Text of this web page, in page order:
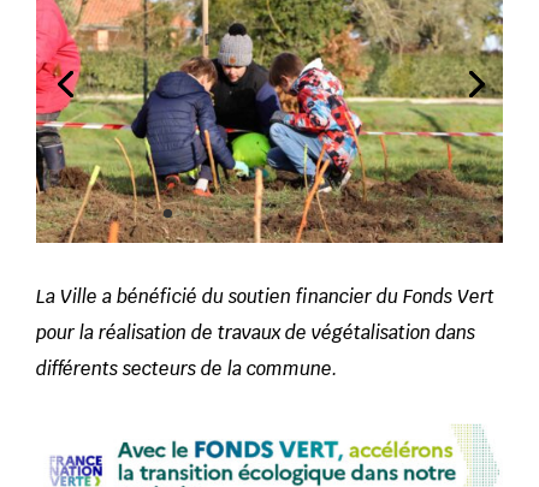
La Ville a bénéficié du soutien financier du Fonds Vert
pour la réalisation de travaux de végétalisation dans
différents secteurs de la commune.